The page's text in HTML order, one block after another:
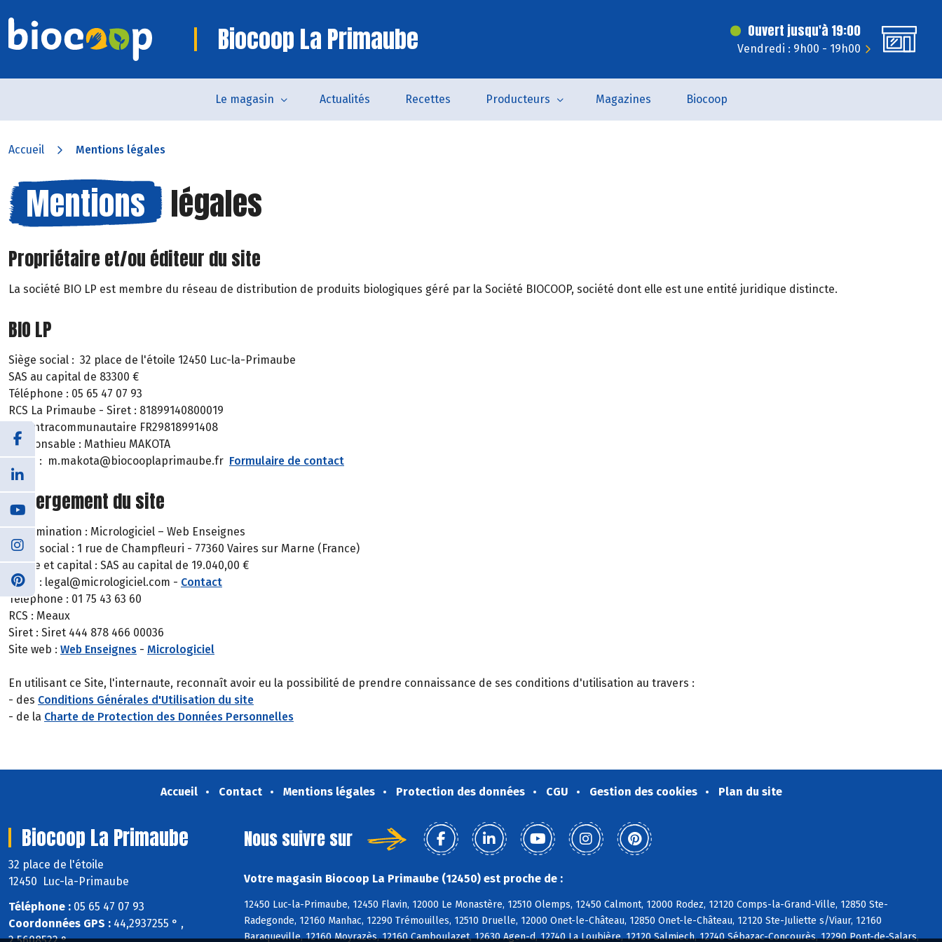
Biocoop La Primaube Ouvert jusqu'à 19:00
Vendredi : 9h00 - 19h00
Le magasin Actualités Recettes Producteurs Magazines Biocoop
Accueil Mentions légales
Mentions légales
Propriétaire et/ou éditeur du site
La société BIO LP est membre du réseau de distribution de produits biologiques géré par la Société BIOCOOP, société dont elle est une entité juridique distincte.
BIO LP
Siège social : 32 place de l'étoile 12450 Luc-la-Primaube
SAS au capital de 83300 €
Téléphone : 05 65 47 07 93
RCS La Primaube - Siret : 81899140800019
TVA intracommunautaire FR29818991408
Responsable : Mathieu MAKOTA
Email : m.makota@biocooplaprimaube.fr Formulaire de contact
Hébergement du site
Dénomination : Micrologiciel – Web Enseignes
Siège social : 1 rue de Champfleuri - 77360 Vaires sur Marne (France)
Forme et capital : SAS au capital de 19.040,00 €
Email : legal@micrologiciel.com - Contact
Téléphone : 01 75 43 63 60
RCS : Meaux
Siret : Siret 444 878 466 00036
Site web : Web Enseignes - Micrologiciel
En utilisant ce Site, l'internaute, reconnaît avoir eu la possibilité de prendre connaissance de ses conditions d'utilisation au travers :
- des Conditions Générales d'Utilisation du site
- de la Charte de Protection des Données Personnelles
Accueil Contact Mentions légales Protection des données CGU Gestion des cookies Plan du site
Biocoop La Primaube
32 place de l'étoile
12450 Luc-la-Primaube
Téléphone : 05 65 47 07 93
Coordonnées GPS : 44,2937255 ° ,
Nous suivre sur
Votre magasin Biocoop La Primaube (12450) est proche de :
12450 Luc-la-Primaube, 12450 Flavin, 12000 Le Monastère, 12510 Olemps, 12450 Calmont, 12000 Rodez, 12120 Comps-la-Grand-Ville, 12850 Ste-
Radegonde, 12160 Manhac, 12290 Trémouilles, 12510 Druelle, 12000 Onet-le-Château, 12850 Onet-le-Château, 12120 Ste-Juliette s/Viaur, 12160
Baraqueville, 12160 Moyrazès, 12160 Camboulazet, 12630 Agen-d, 12740 La Loubière, 12120 Salmiech, 12740 Sébazac-Concourès, 12290 Pont-de-Salars,